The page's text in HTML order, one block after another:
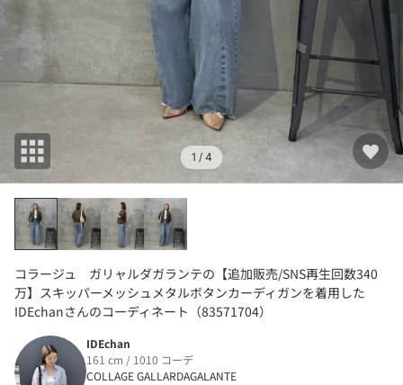
1 / 4
コラージュ ガリャルダガランテの【追加販売/SNS再生回数340
万】スキッパーメッシュメタルボタンカーディガンを着用した
IDEchanさんのコーディネート（83571704）
IDEchan
161 cm / 1010 コーデ
COLLAGE GALLARDAGALANTE